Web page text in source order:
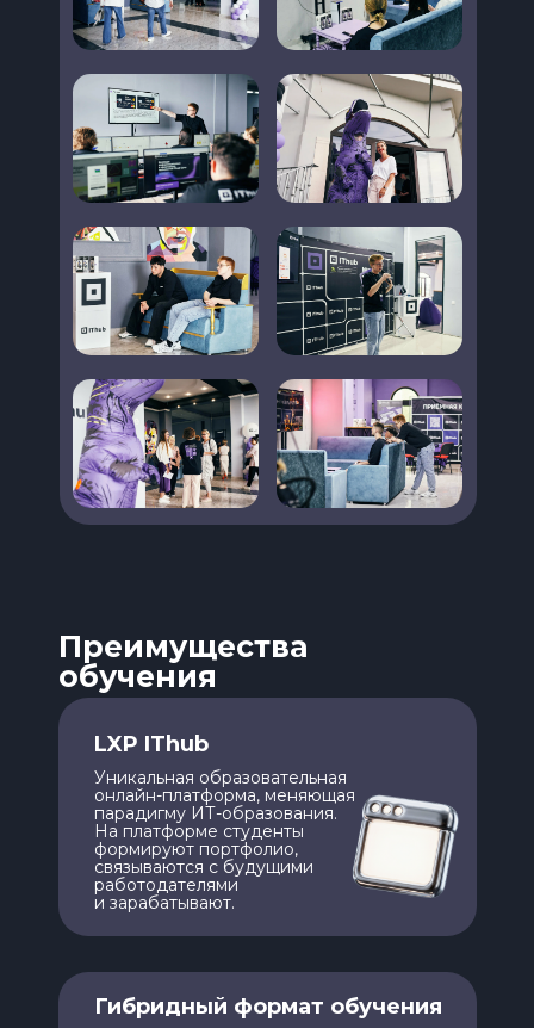
Преимущества
обучения
Гибридный формат обучения
Уникальная образовательная
онлайн-платформа, меняющая
парадигму ИТ-образования.
На платформе студенты
формируют портфолио,
связываются с будущими
работодателями
и зарабатывают.
LXP IThub